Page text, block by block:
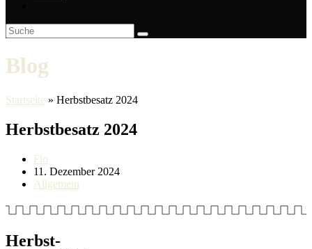
Blog
Startseite » Herbstbesatz 2024
Herbstbesatz 2024
Beitrags-
Autor:
Flo
Beitrag
veröffentlicht:
11. Dezember 2024
Beitrags-
Allgemein
Herbst-